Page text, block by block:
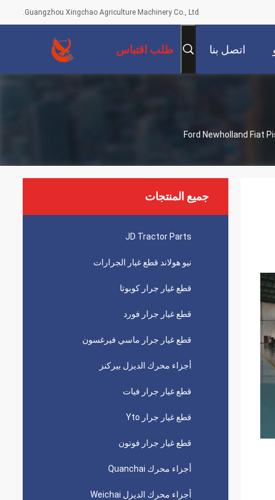
Guangzhou Xingchao Agriculture Machinery Co., Ltd.
اتصل بنا طلب اقتباس
جميع المنتجات
JD Tractor Parts
نيو هولاند قطع غيار الجرارات
قطع غيار جرار كوبوتا
قطع غيار جرار فورد
قطع غيار جرار ماسي فيرغسون
أجزاء محرك الديزل بيركنز
قطع غيار جرار فيات
قطع غيار جرار Yto
قطع غيار جرار فوتون
أجزاء محرك Quanchai
أجزاء محرك الديزل Weichai